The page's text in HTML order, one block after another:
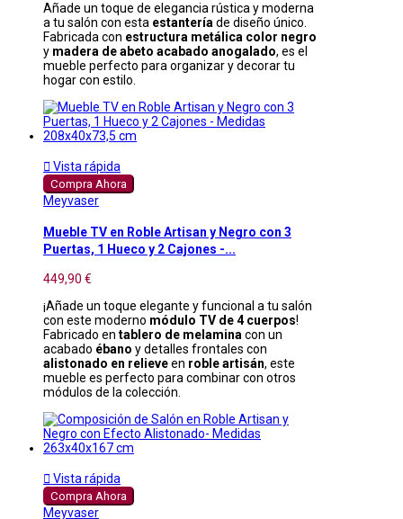
Añade un toque de elegancia rústica y moderna
a tu salón con esta estanteríade diseño único.
Fabricada con estructura metálica color negro
y madera de abeto acabado anogalado, es el
mueble perfecto para organizar y decorar tu
hogar con estilo.
 Vista rápida
Compra Ahora
Meyvaser
Mueble TV en Roble Artisan y Negro con 3
Puertas, 1 Hueco y 2 Cajones -...
449,90 €
¡Añade un toque elegante y funcional a tu salón
con este moderno módulo TV de 4 cuerpos!
Fabricado en tablero de melamina con un
acabado ébano y detalles frontales con
alistonado en relieveen roble artisán, este
mueble es perfecto para combinar con otros
módulos de la colección.
 Vista rápida
Compra Ahora
Meyvaser